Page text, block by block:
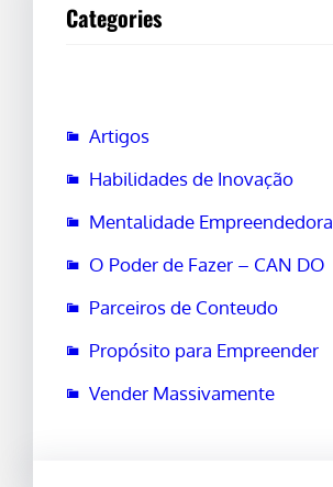
Categories
Artigos
Habilidades de Inovação
Mentalidade Empreendedora
O Poder de Fazer – CAN DO
Parceiros de Conteudo
Propósito para Empreender
Vender Massivamente